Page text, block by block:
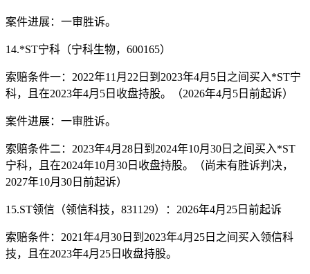
案件进展：一审胜诉。
14.*ST宁科（宁科生物，600165）
索赔条件一：2022年11月22日到2023年4月5日之间买入*ST宁
科，且在2023年4月5日收盘持股。（2026年4月5日前起诉）
案件进展：一审胜诉。
索赔条件二：2023年4月28日到2024年10月30日之间买入*ST
宁科，且在2024年10月30日收盘持股。（尚未有胜诉判决，
2027年10月30日前起诉）
15.ST领信（领信科技，831129）：2026年4月25日前起诉
索赔条件：2021年4月30日到2023年4月25日之间买入领信科
技，且在2023年4月25日收盘持股。